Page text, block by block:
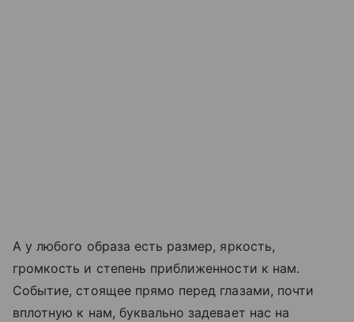
А у любого образа есть размер, яркость,
громкость и степень приближенности к нам.
Событие, стоящее прямо перед глазами, почти
вплотную к нам, буквально задевает нас на